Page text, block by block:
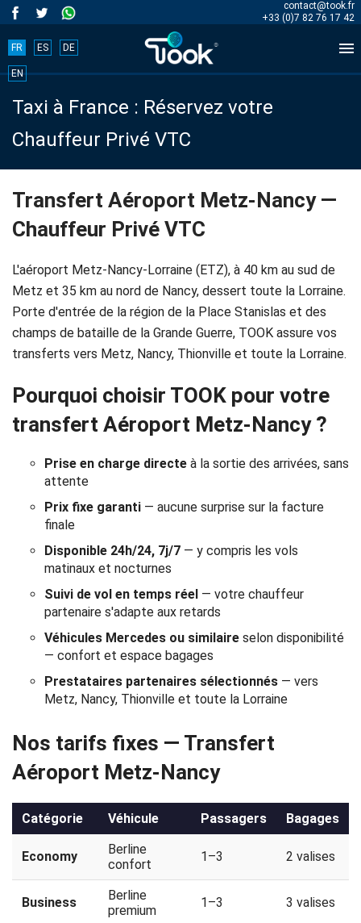
contact@took.fr
+33 (0)7 82 76 17 42

FR ES DE
EN
Taxi à France : Réservez votre
Chauffeur Privé VTC
Book
your
trip
now!
BOOK
Accueil
Services
chauffeur
Transferts
Aéroports
Solutions
d'affaires
Contact
CGV
Politique
de
confidentialité
Transfert Aéroport Metz-Nancy —
Chauffeur Privé VTC
L'aéroport Metz-Nancy-Lorraine (ETZ), à 40 km au sud de
Metz et 35 km au nord de Nancy, dessert toute la Lorraine.
Porte d'entrée de la région de la Place Stanislas et des
champs de bataille de la Grande Guerre, TOOK assure vos
transferts vers Metz, Nancy, Thionville et toute la Lorraine.
Pourquoi choisir TOOK pour votre
transfert Aéroport Metz-Nancy ?
Prise en charge directe à la sortie des arrivées, sans
attente
Prix fixe garanti — aucune surprise sur la facture
finale
Disponible 24h/24, 7j/7 — y compris les vols
matinaux et nocturnes
Suivi de vol en temps réel — votre chauffeur
partenaire s'adapte aux retards
Véhicules Mercedes ou similaire selon disponibilité
— confort et espace bagages
Prestataires partenaires sélectionnés — vers
Metz, Nancy, Thionville et toute la Lorraine
Nos tarifs fixes — Transfert
Aéroport Metz-Nancy
Catégorie Véhicule Passagers Bagages
Economy
Berline
confort
1–3 2 valises
Business
Berline
premium
1–3 3 valises